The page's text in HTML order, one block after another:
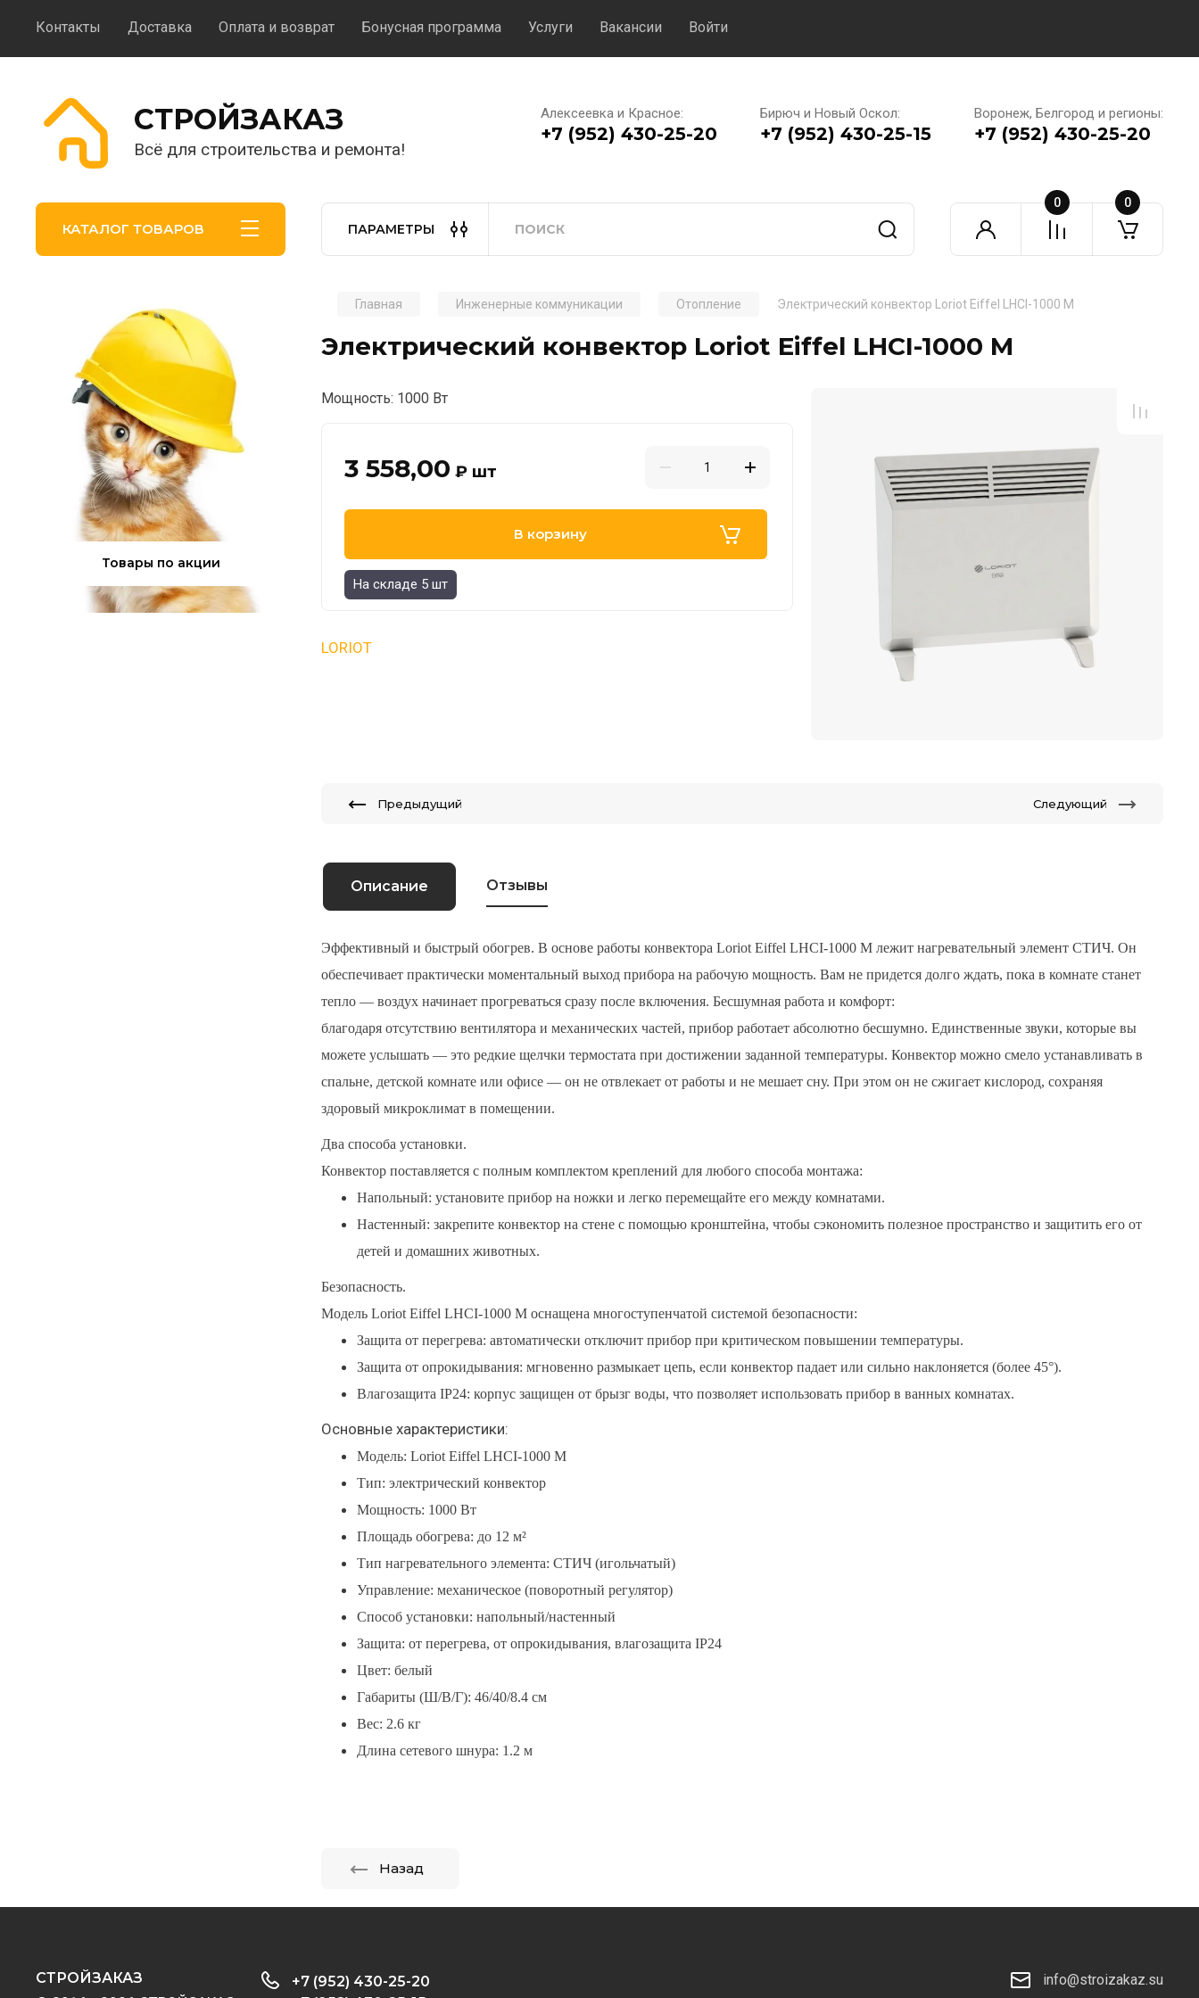
Контакты Доставка Оплата и возврат Бонусная программа Услуги Вакансии Войти
CТРОЙЗАКАЗ
Всё для строительства и ремонта!
Алексеевка и Красное:
+7 (952) 430-25-20
Бирюч и Новый Оскол:
+7 (952) 430-25-15
Воронеж, Белгород и регионы:
+7 (952) 430-25-20
КАТАЛОГ ТОВАРОВ ПАРАМЕТРЫ
0 0
Товары по акции
Главная Инженерные коммуникации Отопление Электрический конвектор Loriot Eiffel LHCI-1000 M
Электрический конвектор Loriot Eiffel LHCI-1000 M
Мощность: 1000 Вт
3 558,00 ₽ шт
В корзину
На складе 5 шт
LORIOT
Предыдущий Следующий
Описание Отзывы
Эффективный и быстрый обогрев. В основе работы конвектора Loriot Eiffel LHCI-1000 M лежит нагревательный элемент СТИЧ. Он
обеспечивает практически моментальный выход прибора на рабочую мощность. Вам не придется долго ждать, пока в комнате станет
тепло — воздух начинает прогреваться сразу после включения. Бесшумная работа и комфорт:
благодаря отсутствию вентилятора и механических частей, прибор работает абсолютно бесшумно. Единственные звуки, которые вы
можете услышать — это редкие щелчки термостата при достижении заданной температуры. Конвектор можно смело устанавливать в
спальне, детской комнате или офисе — он не отвлекает от работы и не мешает сну. При этом он не сжигает кислород, сохраняя
здоровый микроклимат в помещении.
Два способа установки.
Конвектор поставляется с полным комплектом креплений для любого способа монтажа:
Напольный: установите прибор на ножки и легко перемещайте его между комнатами.
Настенный: закрепите конвектор на стене с помощью кронштейна, чтобы сэкономить полезное пространство и защитить его от
детей и домашних животных.
Безопасность.
Модель Loriot Eiffel LHCI-1000 M оснащена многоступенчатой системой безопасности:
Защита от перегрева: автоматически отключит прибор при критическом повышении температуры.
Защита от опрокидывания: мгновенно размыкает цепь, если конвектор падает или сильно наклоняется (более 45°).
Влагозащита IP24: корпус защищен от брызг воды, что позволяет использовать прибор в ванных комнатах.
Основные характеристики:
Модель: Loriot Eiffel LHCI-1000 M
Тип: электрический конвектор
Мощность: 1000 Вт
Площадь обогрева: до 12 м²
Тип нагревательного элемента: СТИЧ (игольчатый)
Управление: механическое (поворотный регулятор)
Способ установки: напольный/настенный
Защита: от перегрева, от опрокидывания, влагозащита IP24
Цвет: белый
Габариты (Ш/В/Г): 46/40/8.4 см
Вес: 2.6 кг
Длина сетевого шнура: 1.2 м
Назад
CТРОЙЗАКАЗ
+7 (952) 430-25-20
info@stroizakaz.su